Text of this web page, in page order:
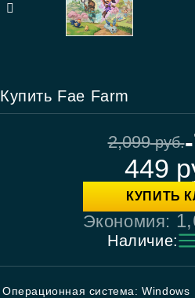
Купить Fae Farm
2,099руб.
449
КУПИТЬ
Экономия:
Наличие:
Операционная система: Windows